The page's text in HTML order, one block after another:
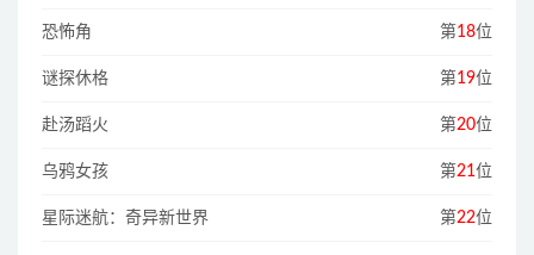
恐怖角 第18位
谜探休格 第19位
赴汤蹈火 第20位
乌鸦女孩 第21位
星际迷航：奇异新世界 第22位